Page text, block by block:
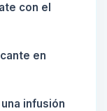
con el
en
infusión